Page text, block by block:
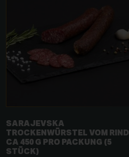
SARAJEVSKA
TROCKENWÜRSTEL VOM RIND
CA 450 G PRO PACKUNG (5
STÜCK)